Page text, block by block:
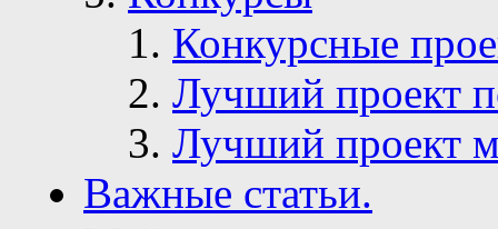
Конкурсные
Лучший проект
Лучший проект
Важные статьи.